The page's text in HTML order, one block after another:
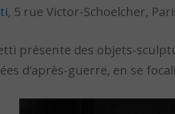
, 5 rue Victor-Schoelcher,
présente des objets-
d’après-guerre, en se